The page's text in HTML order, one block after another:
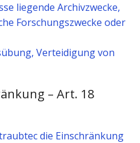
liegende Archivzwecke,
Forschungszwecke oder
Verteidigung von
– Art. 18
die Einschränkung